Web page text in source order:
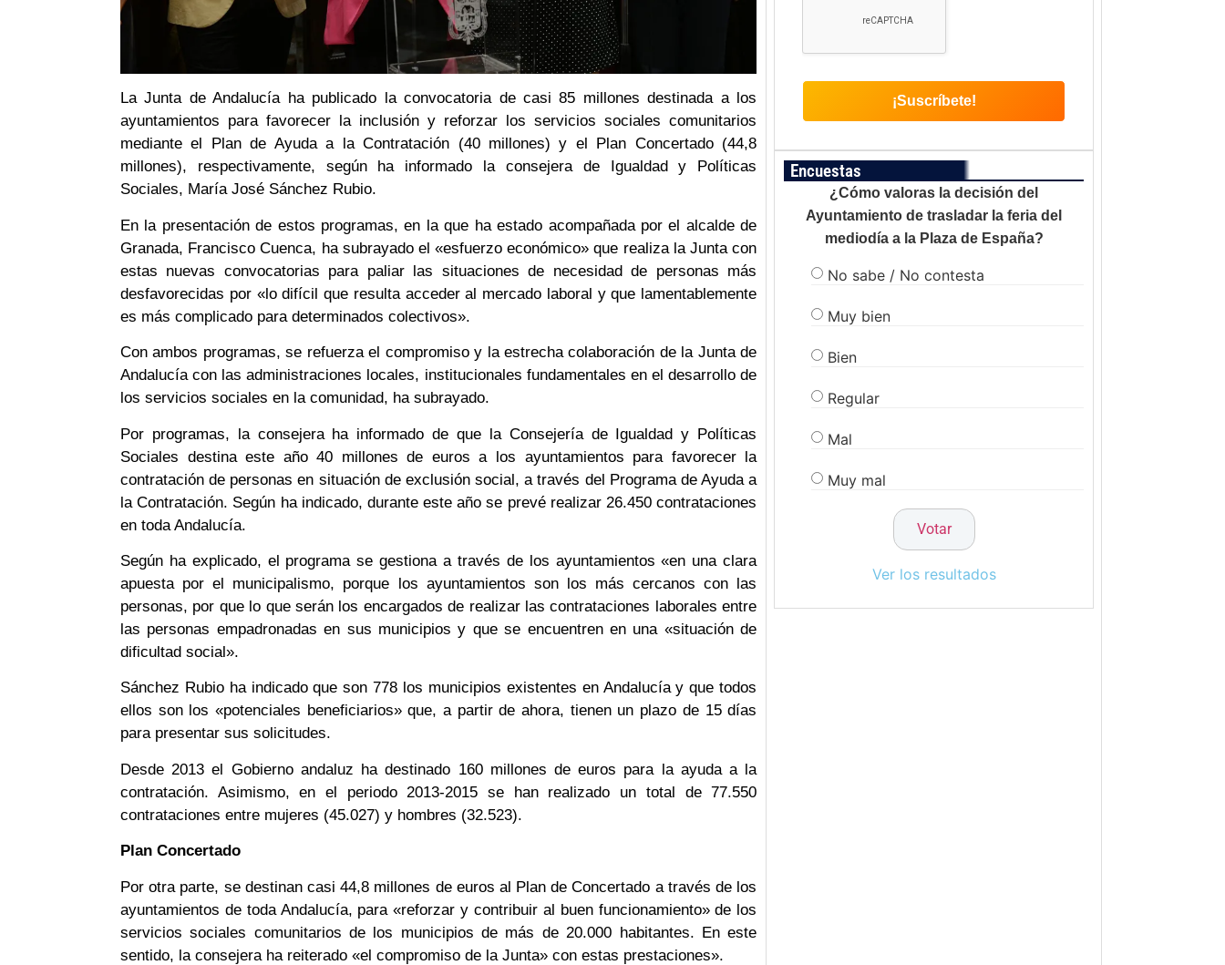
La Junta de Andalucía ha publicado la convocatoria de casi 85 millones destinada a los
ayuntamientos para favorecer la inclusión y reforzar los servicios sociales comunitarios
mediante el Plan de Ayuda a la Contratación (40 millones) y el Plan Concertado (44,8
millones), respectivamente, según ha informado la consejera de Igualdad y Políticas
Sociales, María José Sánchez Rubio.
En la presentación de estos programas, en la que ha estado acompañada por el alcalde de
Granada, Francisco Cuenca, ha subrayado el «esfuerzo económico» que realiza la Junta con
estas nuevas convocatorias para paliar las situaciones de necesidad de personas más
desfavorecidas por «lo difícil que resulta acceder al mercado laboral y que lamentablemente
es más complicado para determinados colectivos».
Con ambos programas, se refuerza el compromiso y la estrecha colaboración de la Junta de
Andalucía con las administraciones locales, institucionales fundamentales en el desarrollo de
los servicios sociales en la comunidad, ha subrayado.
Por programas, la consejera ha informado de que la Consejería de Igualdad y Políticas
Sociales destina este año 40 millones de euros a los ayuntamientos para favorecer la
contratación de personas en situación de exclusión social, a través del Programa de Ayuda a
la Contratación. Según ha indicado, durante este año se prevé realizar 26.450 contrataciones
en toda Andalucía.
Según ha explicado, el programa se gestiona a través de los ayuntamientos «en una clara
apuesta por el municipalismo, porque los ayuntamientos son los más cercanos con las
personas, por que lo que serán los encargados de realizar las contrataciones laborales entre
las personas empadronadas en sus municipios y que se encuentren en una «situación de
dificultad social».
Sánchez Rubio ha indicado que son 778 los municipios existentes en Andalucía y que todos
ellos son los «potenciales beneficiarios» que, a partir de ahora, tienen un plazo de 15 días
para presentar sus solicitudes.
Desde 2013 el Gobierno andaluz ha destinado 160 millones de euros para la ayuda a la
contratación. Asimismo, en el periodo 2013-2015 se han realizado un total de 77.550
contrataciones entre mujeres (45.027) y hombres (32.523).
Plan Concertado
Por otra parte, se destinan casi 44,8 millones de euros al Plan de Concertado a través de los
ayuntamientos de toda Andalucía, para «reforzar y contribuir al buen funcionamiento» de los
servicios sociales comunitarios de los municipios de más de 20.000 habitantes. En este
sentido, la consejera ha reiterado «el compromiso de la Junta» con estas prestaciones».
Encuestas
¿Cómo valoras la decisión del
Ayuntamiento de trasladar la feria del
mediodía a la Plaza de España?
No sabe / No contesta
Muy bien
Bien
Regular
Mal
Muy mal
Ver los resultados